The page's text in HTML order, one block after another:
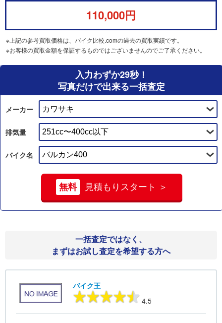
110,000円
※上記の参考買取価格は、バイク比較.comの過去の買取実績です。
※お客様の買取金額を保証するものではございませんのでご了承ください。
入力わずか29秒！
写真だけで出来る一括査定
メーカー
排気量
バイク名
無料 見積もりスタート ＞
一括査定ではなく、
まずはお試し査定を希望する方へ
バイク王
4.5